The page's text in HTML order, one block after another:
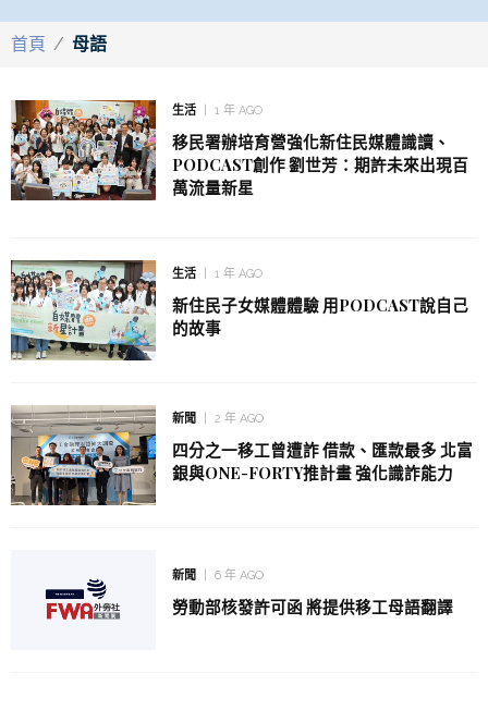
首頁 / 母語
生活 1 年 AGO
移民署辦培育營強化新住民媒體識讀、
PODCAST創作 劉世芳：期許未來出現百
萬流量新星
生活 1 年 AGO
新住民子女媒體體驗 用PODCAST說自己
的故事
新聞 2 年 AGO
四分之一移工曾遭詐 借款、匯款最多 北富
銀與ONE-FORTY推計畫 強化識詐能力
新聞 6 年 AGO
勞動部核發許可函 將提供移工母語翻譯